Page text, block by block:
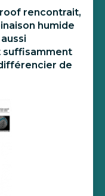
rencontrait,
humide
suffisamment
de